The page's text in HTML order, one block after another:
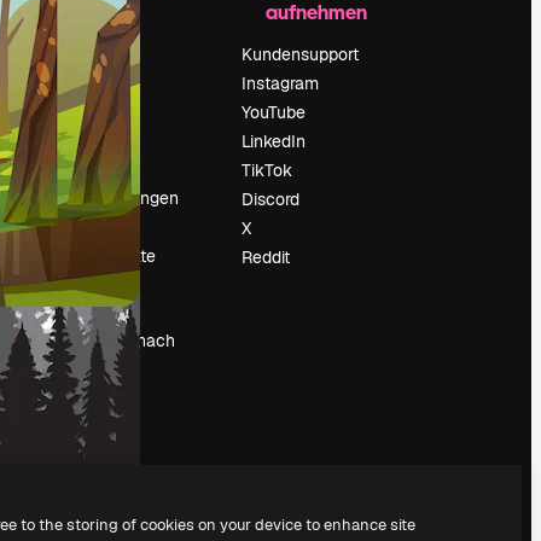
Preise
Über uns
Reviews
Karriere
Suchtrends
Blog
Veranstaltungen
Slidesgo
Deine Inhalte
verkaufen
Pressesaal
Suchst du nach
magnific.ai
aufnehmen
Kundensupport
Instagram
YouTube
LinkedIn
TikTok
Discord
X
Reddit
to the storing of cookies on your device to enhance site